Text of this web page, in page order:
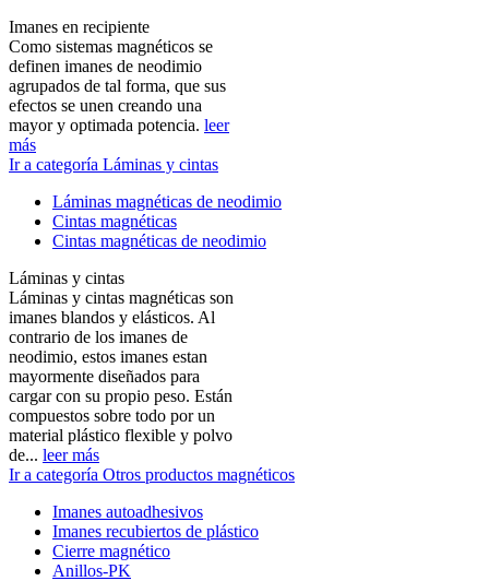
Imanes en recipiente
Como sistemas magnéticos se
definen imanes de neodimio
agrupados de tal forma, que sus
efectos se unen creando una
mayor y optimada potencia. leer
más
Ir a categoría Láminas y cintas
Láminas magnéticas de neodimio
Cintas magnéticas
Cintas magnéticas de neodimio
Láminas y cintas
Láminas y cintas magnéticas son
imanes blandos y elásticos. Al
contrario de los imanes de
neodimio, estos imanes estan
mayormente diseñados para
cargar con su propio peso. Están
compuestos sobre todo por un
material plástico flexible y polvo
de... leer más
Ir a categoría Otros productos magnéticos
Imanes autoadhesivos
Imanes recubiertos de plástico
Cierre magnético
Anillos-PK